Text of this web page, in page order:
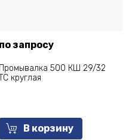
по запросу
Промывалка 500 КШ 29/32
круглая
В корзину